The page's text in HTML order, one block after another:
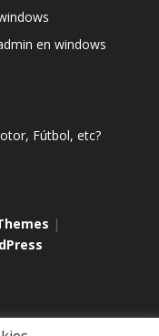
en windows
Fútbol, etc?
|